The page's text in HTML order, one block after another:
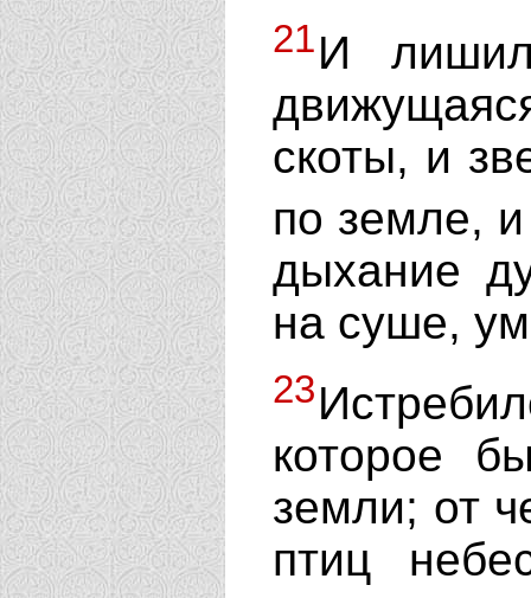
21И
скоты, и
по земле,
дыхание
на суше,
23
которое
земли; от
птиц